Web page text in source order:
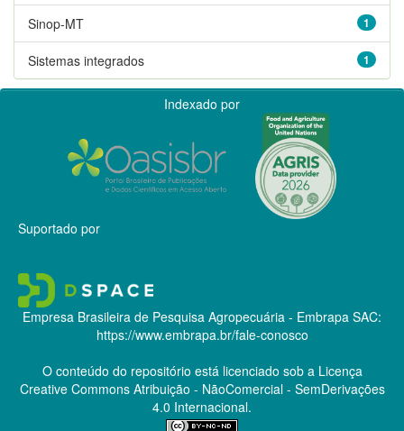
1
Sinop-MT
1
Sistemas integrados
Indexado por
Suportado por
Empresa Brasileira de Pesquisa Agropecuária - Embrapa SAC:
https://www.embrapa.br/fale-conosco
O conteúdo do repositório está licenciado sob a Licença
Creative CommonsAtribuição - NãoComercial - SemDerivações
4.0 Internacional.